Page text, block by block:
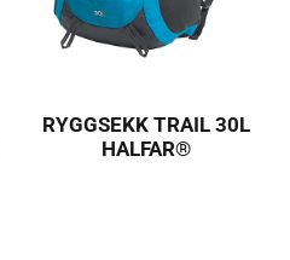
RYGGSEKK TRAIL 30L
HALFAR®